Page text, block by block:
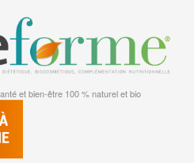
et bien-être 100 % naturel et bio